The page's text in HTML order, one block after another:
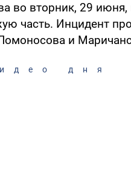
во вторник, 29
часть. Инцидент
и
дня